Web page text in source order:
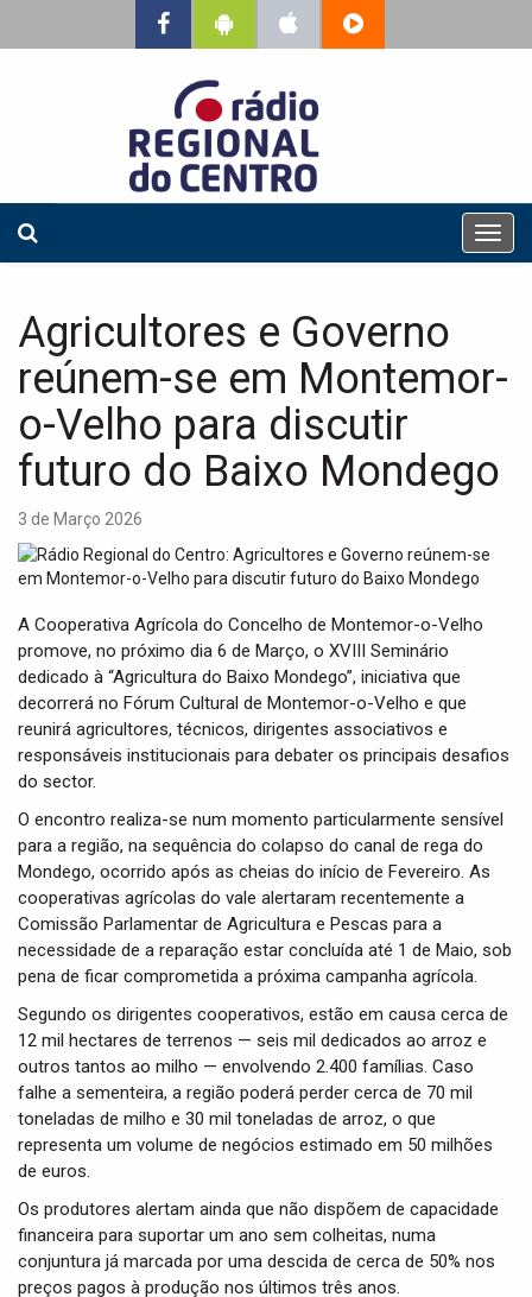
T
o
i
g
i
Agricultores e Governo
reúnem-se em Montemor-
o-Velho para discutir
futuro do Baixo Mondego
3 de Março 2026
A Cooperativa Agrícola do Concelho de Montemor-o-Velho
promove, no próximo dia 6 de Março, o XVIII Seminário
dedicado à “Agricultura do Baixo Mondego”, iniciativa que
decorrerá no Fórum Cultural de Montemor-o-Velho e que
reunirá agricultores, técnicos, dirigentes associativos e
responsáveis institucionais para debater os principais desafios
do sector.
O encontro realiza-se num momento particularmente sensível
para a região, na sequência do colapso do canal de rega do
Mondego, ocorrido após as cheias do início de Fevereiro. As
cooperativas agrícolas do vale alertaram recentemente a
Comissão Parlamentar de Agricultura e Pescas para a
necessidade de a reparação estar concluída até 1 de Maio, sob
pena de ficar comprometida a próxima campanha agrícola.
Segundo os dirigentes cooperativos, estão em causa cerca de
12 mil hectares de terrenos — seis mil dedicados ao arroz e
outros tantos ao milho — envolvendo 2.400 famílias. Caso
falhe a sementeira, a região poderá perder cerca de 70 mil
toneladas de milho e 30 mil toneladas de arroz, o que
representa um volume de negócios estimado em 50 milhões
de euros.
Os produtores alertam ainda que não dispõem de capacidade
financeira para suportar um ano sem colheitas, numa
conjuntura já marcada por uma descida de cerca de 50% nos
preços pagos à produção nos últimos três anos.